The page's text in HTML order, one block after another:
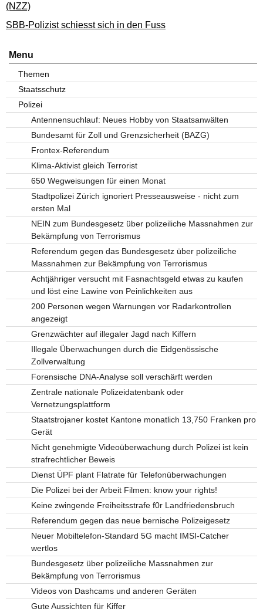
(NZZ)
SBB-Polizist schiesst sich in den Fuss
Menu
Themen
Staatsschutz
Polizei
Antennensuchlauf: Neues Hobby von Staatsanwälten
Bundesamt für Zoll und Grenzsicherheit (BAZG)
Frontex-Referendum
Klima-Aktivist gleich Terrorist
650 Wegweisungen für einen Monat
Stadtpolizei Zürich ignoriert Presseausweise - nicht zum
ersten Mal
NEIN zum Bundesgesetz über polizeiliche Massnahmen zur
Bekämpfung von Terrorismus
Referendum gegen das Bundesgesetz über polizeiliche
Massnahmen zur Bekämpfung von Terrorismus
Achtjähriger versucht mit Fasnachtsgeld etwas zu kaufen
und löst eine Lawine von Peinlichkeiten aus
200 Personen wegen Warnungen vor Radarkontrollen
angezeigt
Grenzwächter auf illegaler Jagd nach Kiffern
Illegale Überwachungen durch die Eidgenössische
Zollverwaltung
Forensische DNA-Analyse soll verschärft werden
Zentrale nationale Polizeidatenbank oder
Vernetzungsplattform
Staatstrojaner kostet Kantone monatlich 13,750 Franken pro
Gerät
Nicht genehmigte Videoüberwachung durch Polizei ist kein
strafrechtlicher Beweis
Dienst ÜPF plant Flatrate für Telefonüberwachungen
Die Polizei bei der Arbeit Filmen: know your rights!
Keine zwingende Freiheitsstrafe f0r Landfriedensbruch
Referendum gegen das neue bernische Polizeigesetz
Neuer Mobiltelefon-Standard 5G macht IMSI-Catcher
wertlos
Bundesgesetz über polizeiliche Massnahmen zur
Bekämpfung von Terrorismus
Videos von Dashcams und anderen Geräten
Gute Aussichten für Kiffer